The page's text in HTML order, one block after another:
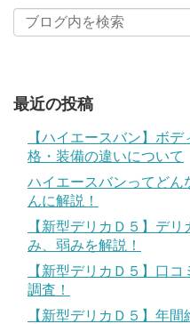
最近の投稿
【ハイエースバン】ボ
格・装備の違いについて
ハイエースバンってどん
んに解説！
【新型デリカＤ５】デ
み、弱みを解説！
【新型デリカＤ５】口
調査！
【新型デリカＤ５】年